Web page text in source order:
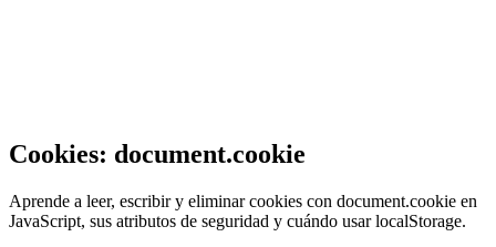
Cookies: document.cookie
Aprende a leer, escribir y eliminar cookies con document.cookie en
JavaScript, sus atributos de seguridad y cuándo usar localStorage.